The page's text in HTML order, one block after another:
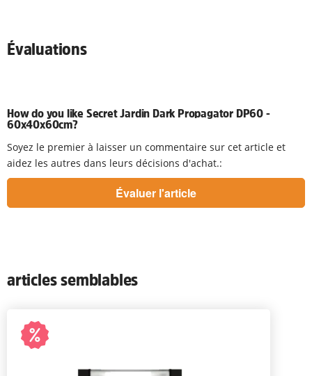
Évaluations
How do you like Secret Jardin Dark Propagator DP60 -
60x40x60cm?
Soyez le premier à laisser un commentaire sur cet article et
aidez les autres dans leurs décisions d'achat.:
articles semblables